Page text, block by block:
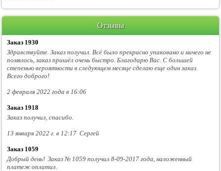
Отзывы
Заказ 1930
Здравствуйте. Заказ получил. Всё было прекрасно упаковано и ничего не
помялось, заказ пришёл очень быстро. Благодарю Вас. С большей
степенью вероятности в следующем месяце сделаю еще один заказ.
Всего доброго!
2 февраля 2022 года в 16:06
Заказ 1918
Заказ получил, спасибо.
13 января 2022 г. в 12:17 Сергей
Заказ 1059
Добрый день! Заказ № 1059 получил 8-09-2017 года, наложенный
платеж оплатил.